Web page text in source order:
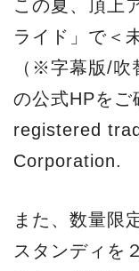
この夏、頂上
ライド」で＜
（※字幕版/吹
の公式HPを
registered
Corporation.
また、数量限
スタンディを